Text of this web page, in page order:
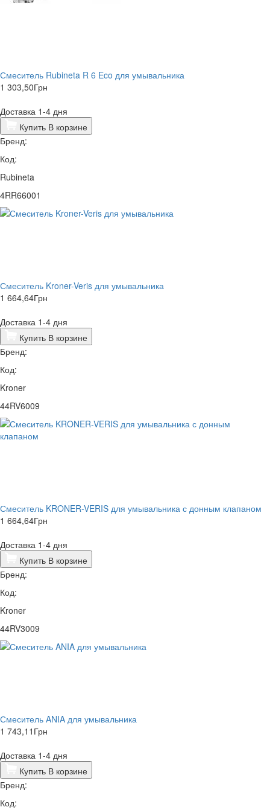
Смеситель Rubineta R 6 Eco для умывальника
1 303,50Грн
Доставка 1-4 дня
Купить В корзине
Бренд:
Код:
Rubineta
4RR66001
Смеситель Kroner-Veris для умывальника
1 664,64Грн
Доставка 1-4 дня
Купить В корзине
Бренд:
Код:
Kroner
44RV6009
Смеситель KRONER-VERIS для умывальника с донным клапаном
1 664,64Грн
Доставка 1-4 дня
Купить В корзине
Бренд:
Код:
Kroner
44RV3009
Смеситель ANIA для умывальника
1 743,11 Грн
Доставка 1-4 дня
Купить В корзине
Бренд:
Код: